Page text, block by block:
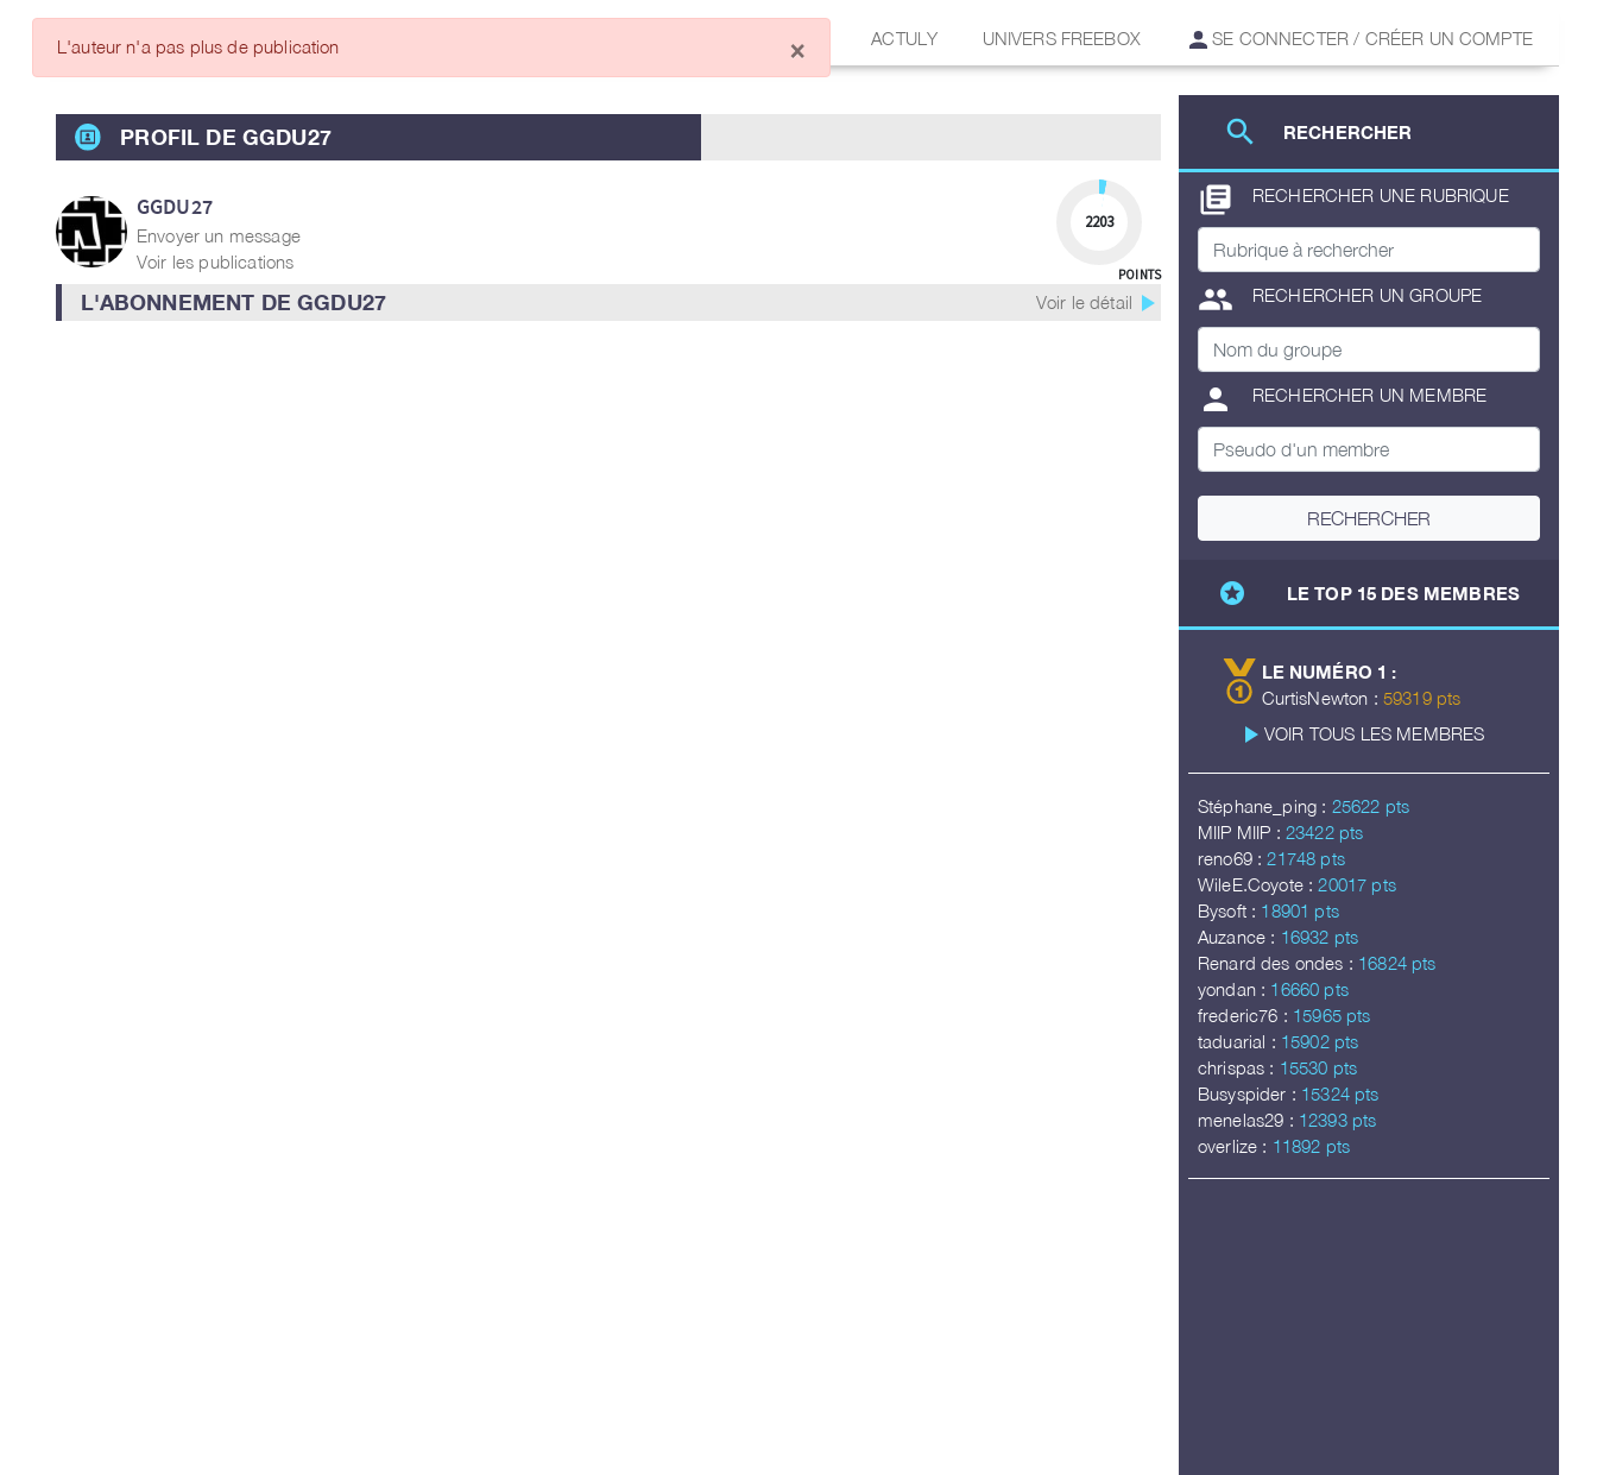
ARTICLES DES MEMBRES ACTULY UNIVERS FREEBOX SE CONNECTER / CRÉER UN COMPTE
search RECHERCHER
library_books RECHERCHER UNE RUBRIQUE
group RECHERCHER UN GROUPE
person RECHERCHER UN MEMBRE
RECHERCHER
stars LE TOP 15 DES MEMBRES
LE NUMÉRO 1 :
CurtisNewton : 59319 pts
play_arrow VOIR TOUS LES MEMBRES
Stéphane_ping : 25622 pts
MIIP MIIP : 23422 pts
reno69 : 21748 pts
WileE.Coyote : 20017 pts
Bysoft : 18901 pts
Auzance : 16932 pts
Renard des ondes : 16824 pts
yondan : 16660 pts
frederic76 : 15965 pts
taduarial : 15902 pts
chrispas : 15530 pts
Busyspider : 15324 pts
menelas29 : 12393 pts
overlize : 11892 pts
PROFIL DE GGDU27
GGDU27
Envoyer un message
Voir les publications
2203
POINTS
L'ABONNEMENT DE GGDU27 Voir le détail play_arrow
L'auteur n'a pas plus de publication ×